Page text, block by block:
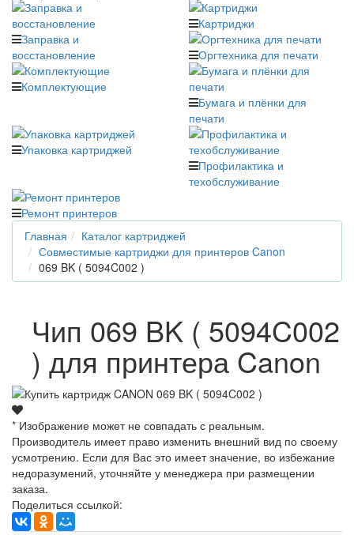
Заправка и
восстановление
Картриджи
Оргтехника для печати
Комплектующие
Бумага и плёнки для
печати
Упаковка картриджей
Профилактика и
техобслуживание
Ремонт принтеров
Главная
Каталог картриджей
Совместимые картриджи для принтеров Canon
069 BK ( 5094C002 )
Чип 069 BK ( 5094C002
) для принтера Canon
* Изображение может не совпадать с реальным.
Производитель имеет право изменить внешний вид по своему
усмотрению. Если для Вас это имеет значение, во избежание
недоразумений, уточняйте у менеджера при размещении
заказа.
Поделиться ссылкой: